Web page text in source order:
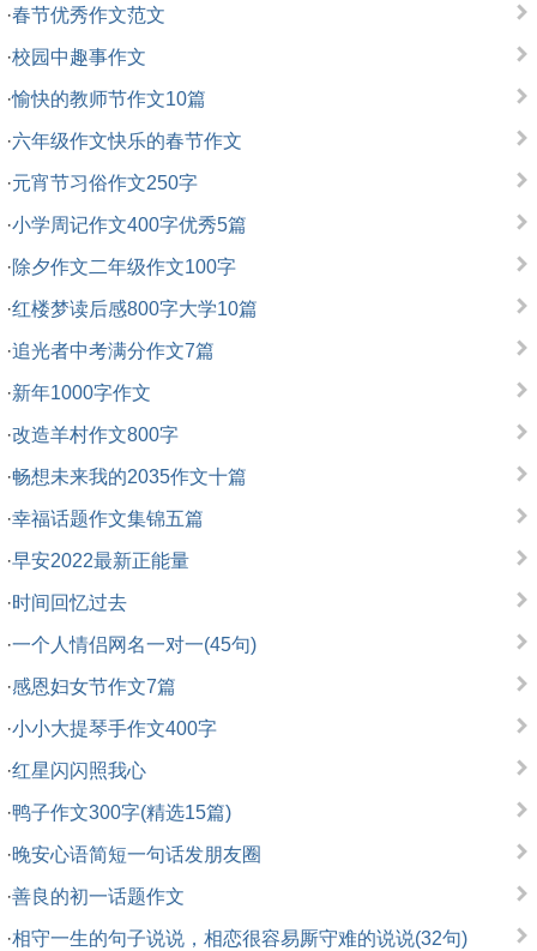
·春节优秀作文范文
·校园中趣事作文
·愉快的教师节作文10篇
·六年级作文快乐的春节作文
·元宵节习俗作文250字
·小学周记作文400字优秀5篇
·除夕作文二年级作文100字
·红楼梦读后感800字大学10篇
·追光者中考满分作文7篇
·新年1000字作文
·改造羊村作文800字
·畅想未来我的2035作文十篇
·幸福话题作文集锦五篇
·早安2022最新正能量
·时间回忆过去
·一个人情侣网名一对一(45句)
·感恩妇女节作文7篇
·小小大提琴手作文400字
·红星闪闪照我心
·鸭子作文300字(精选15篇)
·晚安心语简短一句话发朋友圈
·善良的初一话题作文
·相守一生的句子说说，相恋很容易厮守难的说说(32句)